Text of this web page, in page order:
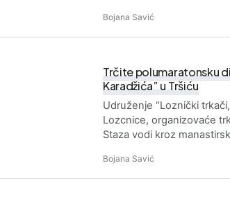
Bojana Savić
Trčite polumaratonsku
Karadžića” u Tršiću
Udruženje “Loznički
Lozcnice, organizovaće
Staza vodi kroz
Bojana Savić